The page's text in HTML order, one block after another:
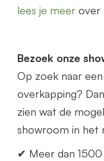
lees je meer over
Bezoek onze
Op zoek naar
overkapping?
zien wat de
showroom in het
✔ Meer dan 1500